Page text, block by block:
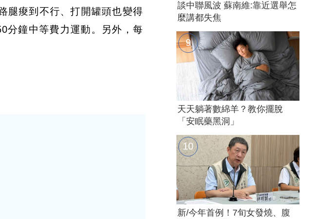
腿痠到不行、打開罐頭也變得
分鐘中等費力運動。另外，每
談中聯風波 蘇南維:靠近選舉怎
麼講都失焦
天天躺著數綿羊？教你擺脫
「安眠藥黑洞」
新/今年首例！7旬女發燒、腹